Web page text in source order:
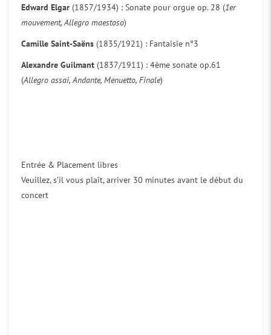
Edward Elgar (1857/1934) : Sonate pour orgue op. 28 (1er
mouvement, Allegro maestoso)
Camille Saint-Saëns (1835/1921) : Fantaisie n°3
Alexandre Guilmant (1837/1911) : 4ème sonate op.61
(Allegro assai, Andante, Menuetto, Finale)
Entrée & Placement libres
Veuillez, s’il vous plaît, arriver 30 minutes avant le début du
concert